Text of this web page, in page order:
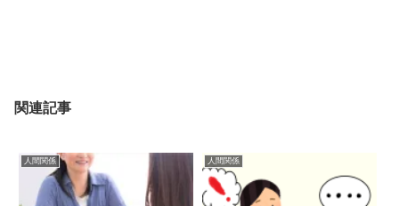
関連記事
人間関係 人間関係